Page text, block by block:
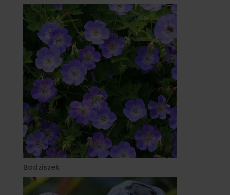
Bodziszek